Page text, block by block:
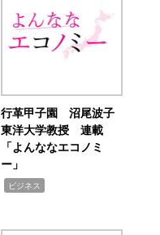
行革甲子園 沼尾波子
東洋大学教授 連載
「よんななエコノミ
ー」
ビジネス